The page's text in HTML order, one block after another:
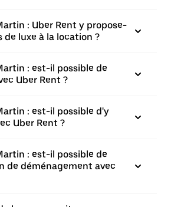
: Uber Rent y propose-
luxe à la location ?
: est-il possible de
Uber Rent ?
: est-il possible d'y
Uber Rent ?
: est-il possible de
de déménagement avec